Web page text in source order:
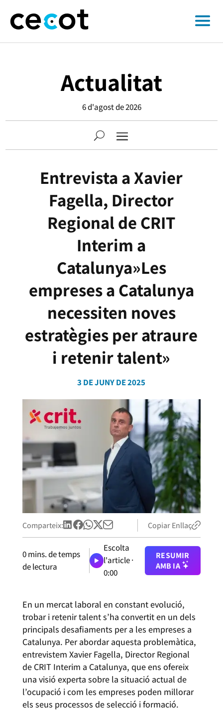
Actualitat
6 d'agost de 2026
Entrevista a Xavier
Fagella, Director
Regional de CRIT
Interim a
Catalunya»Les
empreses a Catalunya
necessiten noves
estratègies per atraure
i retenir talent»
3 DE JUNY DE 2025
Comparteix: Copiar Enllaç
0mins. de temps
de lectura
Escolta
l'article ·
0:00
RESUMIR
AMB IA
En un mercat laboral en constant evolució,
trobar i retenir talent s’ha convertit en un dels
principals desafiaments per a les empreses a
Catalunya. Per abordar aquesta problemàtica,
entrevistem Xavier Fagella, Director Regional
de CRIT Interim a Catalunya, que ens ofereix
una visió experta sobre la situació actual de
l’ocupació i com les empreses poden millorar
els seus processos de selecció i formació.